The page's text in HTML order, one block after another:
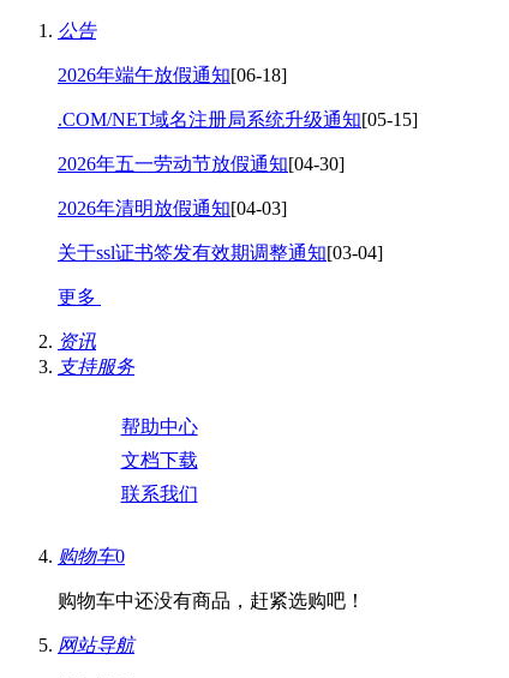
公告
2026年端午放假通知[06-18]
.COM/NET域名注册局系统升级通知[05-15]
2026年五一劳动节放假通知[04-30]
2026年清明放假通知[04-03]
关于ssl证书签发有效期调整通知[03-04]
更多
资讯
支持服务
帮助中心
文档下载
联系我们
购物车0
购物车中还没有商品，赶紧选购吧！
网站导航